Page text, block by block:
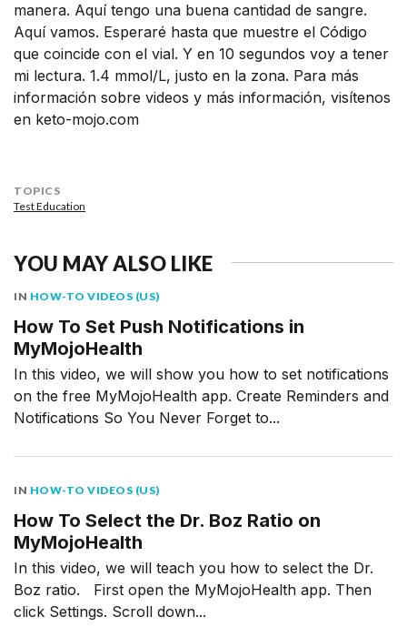
manera. Aquí tengo una buena cantidad de sangre.
Aquí vamos. Esperaré hasta que muestre el Código
que coincide con el vial. Y en 10 segundos voy a tener
mi lectura. 1.4 mmol/L, justo en la zona. Para más
información sobre videos y más información, visítenos
en keto-mojo.com
TOPICS
Test Education
YOU MAY ALSO LIKE
IN HOW-TO VIDEOS (US)
How To Set Push Notifications in
MyMojoHealth
In this video, we will show you how to set notifications
on the free MyMojoHealth app. Create Reminders and
Notifications So You Never Forget to...
IN HOW-TO VIDEOS (US)
How To Select the Dr. Boz Ratio on
MyMojoHealth
In this video, we will teach you how to select the Dr.
Boz ratio. First open the MyMojoHealth app. Then
click Settings. Scroll down...